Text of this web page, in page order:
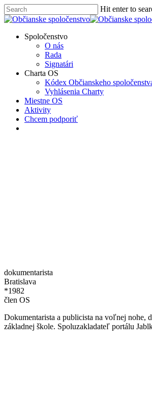
Skip
to
content
Hit enter to
Close
Menu
Spoločenstvo
O nás
Rada
Signatári
Charta OS
Kódex Občianskeho
Vyhlásenia Charty
Miestne OS
Aktivity
Chcem podporiť
dokumentarista
Bratislava
*1982
člen OS
Dokumentarista a publicista na voľnej nohe,
základnej škole. Spoluzakladateľ portálu